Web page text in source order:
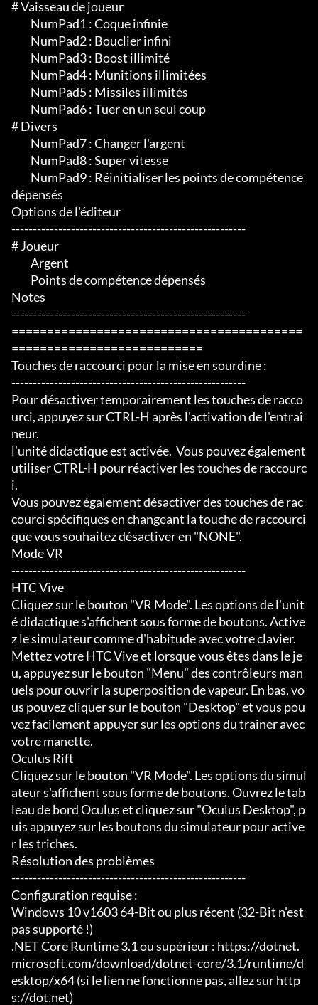
# Vaisseau de joueur
# Divers
dépensés
Options de l'éditeur
-------------------------------------------------------
# Joueur
Notes
-------------------------------------------------------
=========================================
===========================
Touches de raccourci pour la mise en sourdine :
-------------------------------------------------------
Pour désactiver temporairement les touches de racco
urci, appuyez sur CTRL-H après l'activation de l'entraî
neur.
l'unité didactique est activée.  Vous pouvez également
utiliser CTRL-H pour réactiver les touches de raccourc
i.
Vous pouvez également désactiver des touches de rac
courci spécifiques en changeant la touche de raccourci
que vous souhaitez désactiver en "NONE".
Mode VR
-------------------------------------------------------
HTC Vive
Cliquez sur le bouton "VR Mode". Les options de l'unit
é didactique s'affichent sous forme de boutons. Active
z le simulateur comme d'habitude avec votre clavier.
Mettez votre HTC Vive et lorsque vous êtes dans le je
u, appuyez sur le bouton "Menu" des contrôleurs man
uels pour ouvrir la superposition de vapeur. En bas, vo
us pouvez cliquer sur le bouton "Desktop" et vous pou
vez facilement appuyer sur les options du trainer avec
votre manette.
Oculus Rift
Cliquez sur le bouton "VR Mode". Les options du simul
ateur s'affichent sous forme de boutons. Ouvrez le tab
leau de bord Oculus et cliquez sur "Oculus Desktop", p
uis appuyez sur les boutons du simulateur pour active
r les triches.
Résolution des problèmes
-------------------------------------------------------
Configuration requise :
Windows 10 v1603 64-Bit ou plus récent (32-Bit n'est
pas supporté !)
.NET Core Runtime 3.1 ou supérieur : https://dotnet.
microsoft.com/download/dotnet-core/3.1/runtime/d
esktop/x64 (si le lien ne fonctionne pas, allez sur http
s://dot.net)